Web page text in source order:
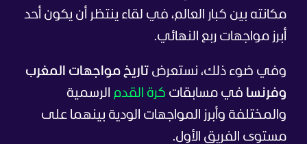
مكانته بين كبار العالم، في لقاء ينتظر أن يكون أحد
أبرز مواجهات ربع النهائي.
وفي ضوء ذلك، نستعرض تاريخ مواجهات المغرب
وفرنسا في مسابقات كرة القدم الرسمية
والمختلفة وأبرز المواجهات الودية بينهما على
مستوى الفريق الأول.